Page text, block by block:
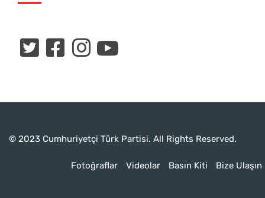
© 2023 Cumhuriyetçi Türk Partisi. All Rights Reserved.
Fotoğraflar Videolar Basın Kiti Bize Ulaşın